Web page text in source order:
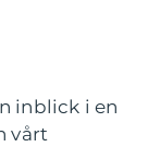
inblick i en
vårt